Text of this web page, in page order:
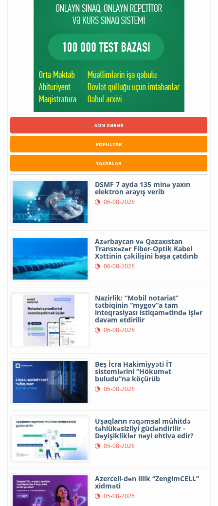
SON XƏBƏR
POPULYAR
YAZARLAR
DSMF 7 ayda 135 minə yaxın
elektron arayış verib
06-08-2026
Azərbaycan və Qazaxıstan
Transxəzər Fiber-Optik Kabel
Xəttinin çəkilişini başa çatdırıb
06-08-2026
Nazirlik: “Mobil notariat”
tətbiqinin “mygov”a tam
inteqrasiyası istiqamətində işlər
davam etdirilir
06-08-2026
Beş İcra Hakimiyyəti İT
sistemlərini “Hökumət
buludu”na köçürüb
06-08-2026
Uşaqların rəqəmsal mühitdə
təhlükəsizliyi gücləndirilir -
Dəyişikliklər nəyi ehtiva edir?
05-08-2026
Azercell-dən illik “ZengimCELL”
xidməti
05-08-2026